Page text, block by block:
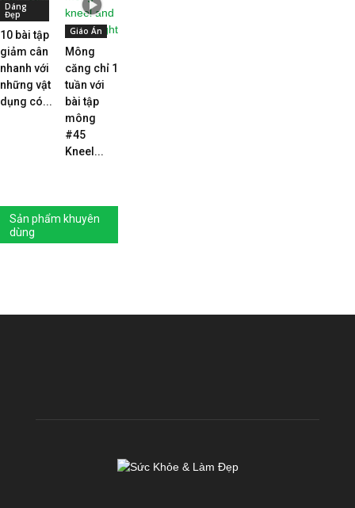
Dáng
Đẹp
10 bài tập
giảm cân
nhanh với
những vật
dụng có...
Giáo Án
Mông
căng chỉ 1
tuần với
bài tập
mông
#45
Kneel...
Sản phẩm khuyên
dùng